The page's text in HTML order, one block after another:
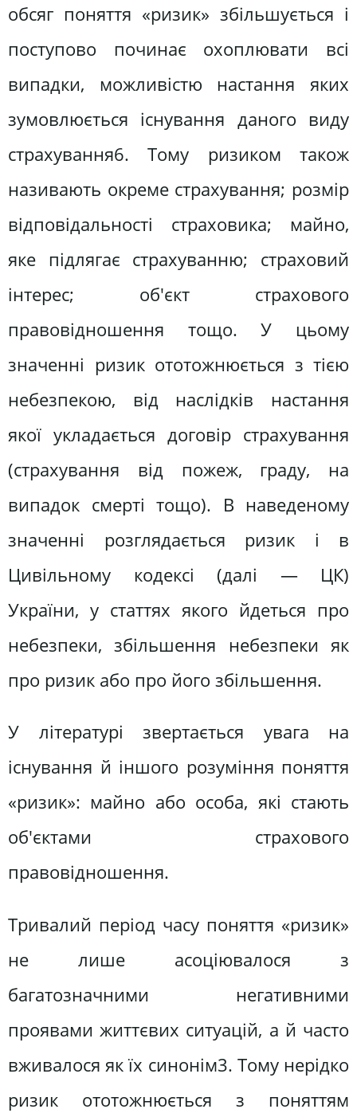
обсяг поняття «ризик» збільшується і
поступово починає охоплювати всі
випадки, можливістю настання яких
зумовлюється існування даного виду
страхування6. Тому ризиком також
називають окреме страхування; розмір
відповідальності страховика; майно,
яке підлягає страхуванню; страховий
інтерес; об'єкт страхового
правовідношення тощо. У цьому
значенні ризик ототожнюється з тією
небезпекою, від наслідків настання
якої укладається договір страхування
(страхування від пожеж, граду, на
випадок смерті тощо). В наведеному
значенні розглядається ризик і в
Цивільному кодексі (далі — ЦК)
України, у статтях якого йдеться про
небезпеки, збільшення небезпеки як
про ризик або про його збільшення.
У літературі звертається увага на
існування й іншого розуміння поняття
«ризик»: майно або особа, які стають
об'єктами страхового
правовідношення.
Тривалий період часу поняття «ризик»
не лише асоціювалося з
багатозначними негативними
проявами життєвих ситуацій, а й часто
вживалося як їх синонім3. Тому нерідко
ризик ототожнюється з поняттям